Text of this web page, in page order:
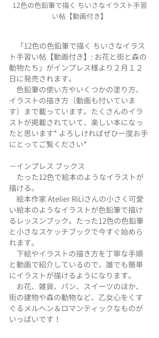
12色の色鉛筆で描く ちいさなイラスト手習
い帖【動画付き】
「12色の色鉛筆で描く ちいさなイラス
ト手習い帖【動画付き】: お花と街と森の
動物たち」がインプレス様より２月１２
日に発売されます。
色鉛筆の使い方やいくつかの塗り方、
イラストの描き方（動画も付いていま
す）まで載っています。たくさんのイラ
ストが掲載されていて、楽しい本になっ
たと思います* よろしければぜひ一度お手
にとってご覧ください*
−インプレス ブックス
たった12色で絵本のようなイラストが
描ける。
絵本作家 Atelier RiLiさんの小さく可愛
い絵本のようなイラストが色鉛筆で描け
るレッスンブック。たった12色の色鉛筆
と小さなスケッチブックで今すぐ始めら
れます。
下絵やイラストの描き方を丁寧な手順
と動画で紹介しているので、誰でも簡単
にイラストが描けるようになります。
お花、雑貨、パン、スイーツのほか、
街の建物や森の動物など、乙女心をくす
ぐるメルヘン＆ロマンティックなものが
いっぱいです！